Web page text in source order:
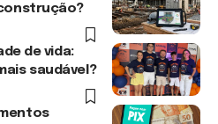
de vida:
saudável?